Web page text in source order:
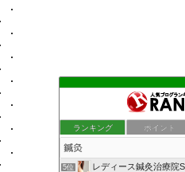
ランキング ポイント
5位 レディース鍼灸治療院